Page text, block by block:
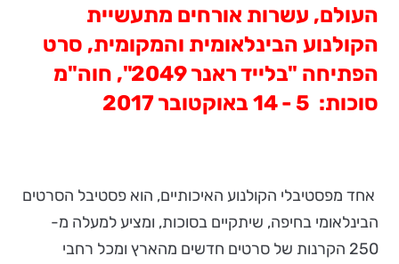
העולם, עשרות אורחים מתעשיית
הקולנוע הבינלאומית והמקומית, סרט
הפתיחה "בלייד ראנר 2049 ", חוה"מ
סוכות: 5 - 14 באוקטובר
אחד מפסטיבלי הקולנוע האיכותיים, הוא פסטיבל הסרטים
הבינלאומי בחיפה, שיתקיים בסוכות, ומציע למעלה מ-
250 הקרנות של סרטים חדשים מהארץ ומכל רחבי